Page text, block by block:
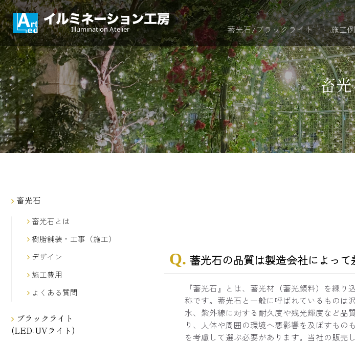
蓄光石/ブラックライト
施工例
畜
畜光石
畜光石とは
樹脂舗装・工事（施工）
デザイン
施工費用
よくある質問
ブラックライト
(LED-UVライト)
蓄光石の品質は製造会社によって
『蓄光石』とは、蓄光材（蓄光顔料）を練
称です。蓄光石と一般に呼ばれているものは
水、紫外線に対する耐久度や残光輝度など品
り、人体や周囲の環境へ悪影響を及ぼすも
を考慮して選ぶ必要があります。当社の販売